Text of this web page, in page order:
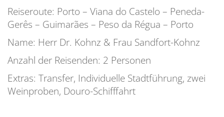
Reiseroute: Porto – Viana do Castelo – Peneda-
Gerês – Guimarães – Peso da Régua – Porto
Name: Herr Dr. Kohnz & Frau Sandfort-Kohnz
Anzahl der Reisenden: 2 Personen
Extras: Transfer, Individuelle Stadtführung, zwei
Weinproben, Douro-Schifffahrt